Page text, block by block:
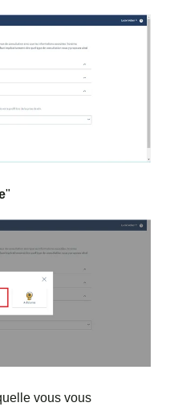
"
vous vous